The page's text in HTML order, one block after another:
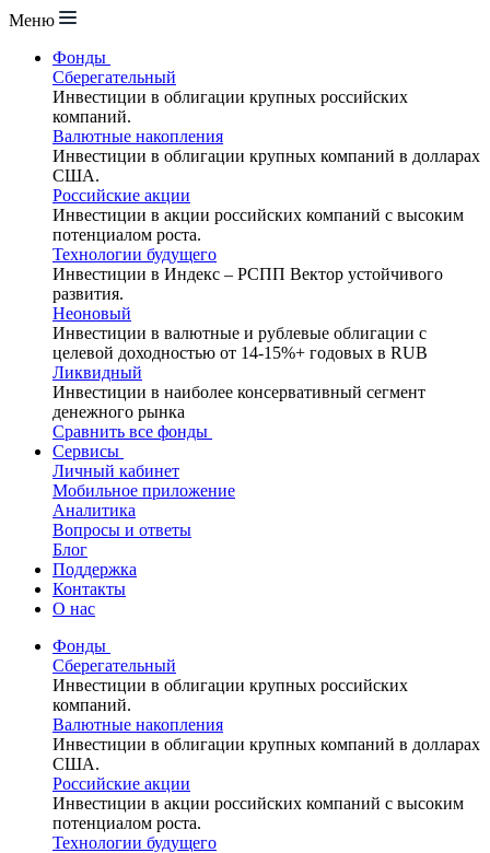
Меню
Фонды
Сберегательный
Инвестиции в облигации крупных российских
компаний.
Валютные накопления
Инвестиции в облигации крупных компаний в долларах
США.
Российские акции
Инвестиции в акции российских компаний с высоким
потенциалом роста.
Технологии будущего
Инвестиции в Индекс – РСПП Вектор устойчивого
развития.
Неоновый
Инвестиции в валютные и рублевые облигации с
целевой доходностью от 14-15%+ годовых в RUB
Ликвидный
Инвестиции в наиболее консервативный сегмент
денежного рынка
Сравнить все фонды
Сервисы
Личный кабинет
Мобильное приложение
Аналитика
Вопросы и ответы
Блог
Поддержка
Контакты
О нас
Фонды
Сберегательный
Инвестиции в облигации крупных российских
компаний.
Валютные накопления
Инвестиции в облигации крупных компаний в долларах
США.
Российские акции
Инвестиции в акции российских компаний с высоким
потенциалом роста.
Технологии будущего